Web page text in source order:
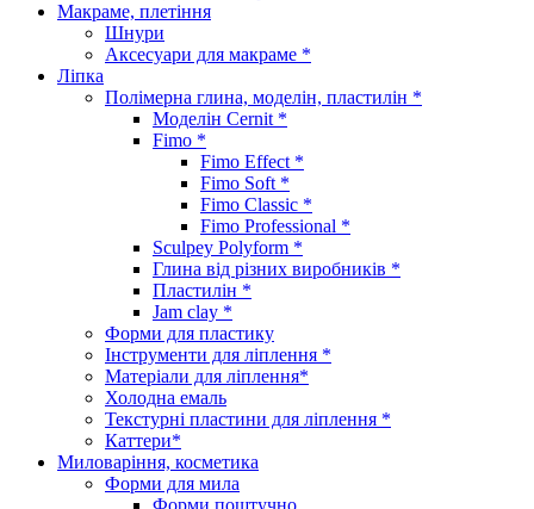
Макраме, плетіння
Шнури
Аксесуари для макраме *
Ліпка
Полімерна глина, моделін, пластилін *
Моделін Cernit *
Fimo *
Fimo Effect *
Fimo Soft *
Fimo Classic *
Fimo Professional *
Sculpey Polyform *
Глина від різних виробників *
Пластилін *
Jam clay *
Форми для пластику
Інструменти для ліплення *
Матеріали для ліплення*
Холодна емаль
Текстурні пластини для ліплення *
Каттери*
Миловаріння, косметика
Форми для мила
Форми поштучно